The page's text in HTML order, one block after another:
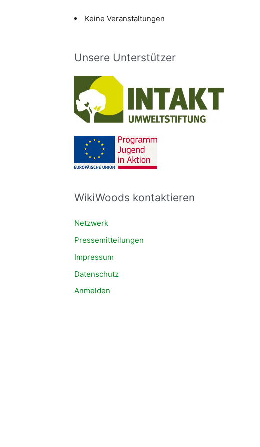
Keine Veranstaltungen
Unsere Unterstützer
WikiWoods kontaktieren
Netzwerk
Pressemitteilungen
Impressum
Datenschutz
Anmelden